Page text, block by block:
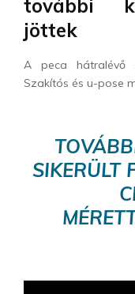
további
jöttek
A peca hátralévő
Szakítós és u-pose
SIKERÜLT